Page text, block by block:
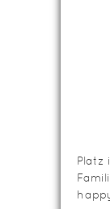
Platz